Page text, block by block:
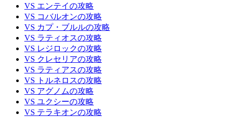
VS エンテイの攻略
VS コバルオンの攻略
VS カプ・ブルルの攻略
VS ラティオスの攻略
VS レジロックの攻略
VS クレセリアの攻略
VS ラティアスの攻略
VS トルネロスの攻略
VS アグノムの攻略
VS ユクシーの攻略
VS テラキオンの攻略